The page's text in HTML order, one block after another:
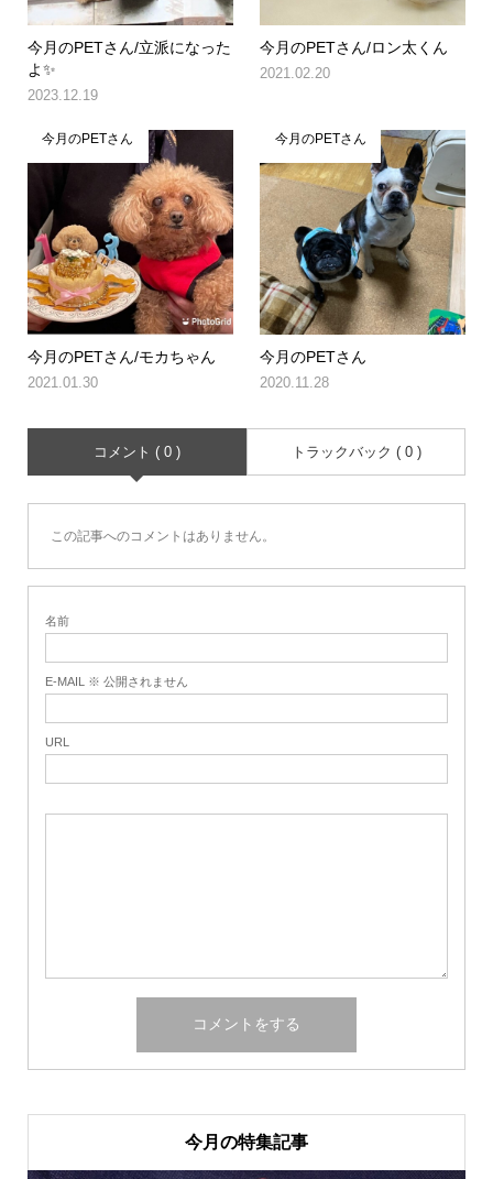
今月のPETさん/立派になった
よ✨
2023.12.19
今月のPETさん/ロン太くん
2021.02.20
今月のPETさん
今月のPETさん/モカちゃん
2021.01.30
今月のPETさん
今月のPETさん
2020.11.28
コメント ( 0 ) トラックバック ( 0 )
この記事へのコメントはありません。
名前
E-MAIL ※ 公開されません
URL
今月の特集記事